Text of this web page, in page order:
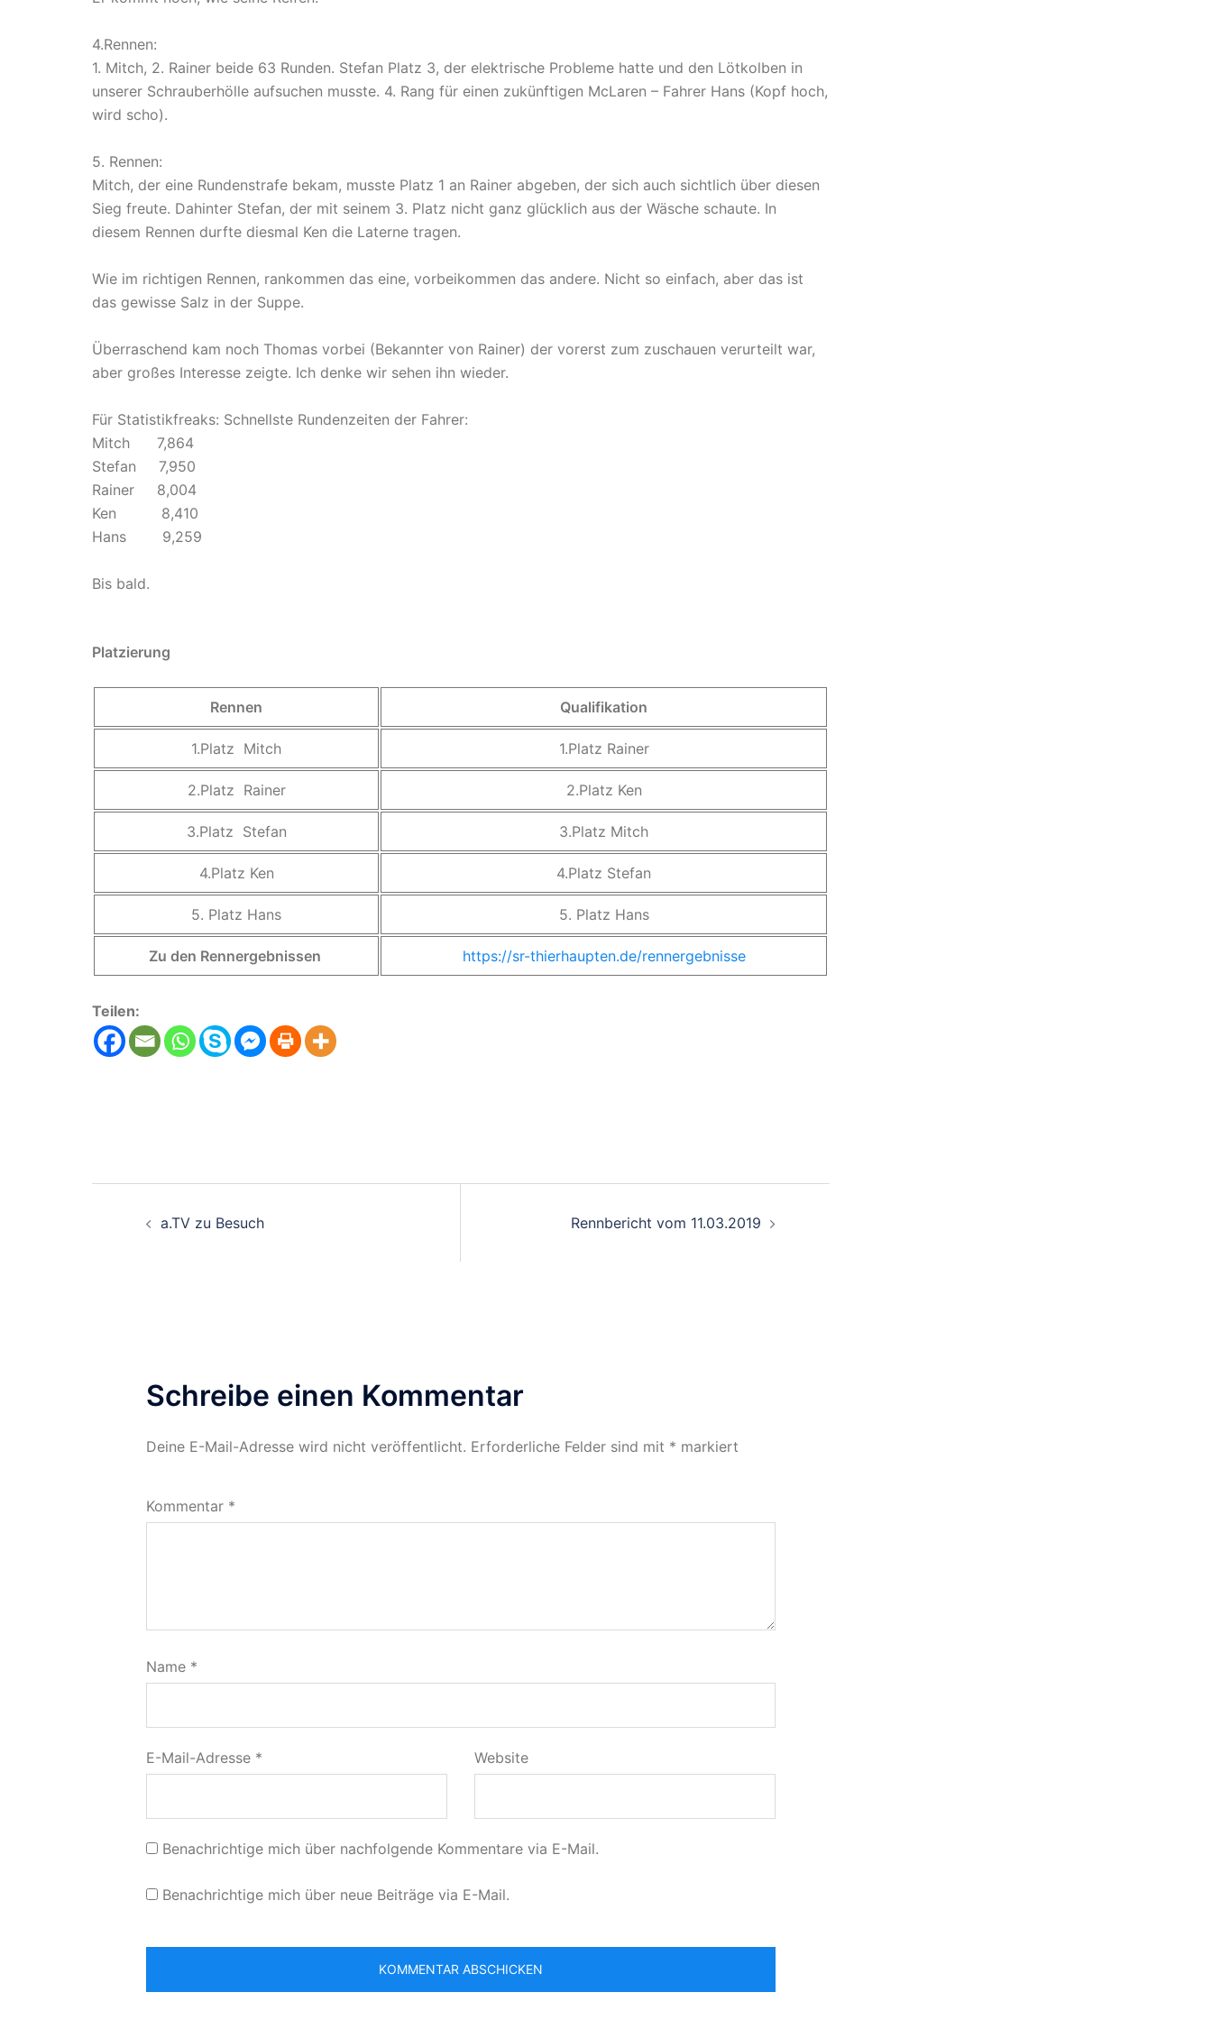
4.Rennen:
1. Mitch, 2. Rainer beide 63 Runden. Stefan Platz 3, der elektrische Probleme hatte und den Lötkolben in
unserer Schrauberhölle aufsuchen musste. 4. Rang für einen zukünftigen McLaren – Fahrer Hans (Kopf hoch,
wird scho).
5. Rennen:
Mitch, der eine Rundenstrafe bekam, musste Platz 1 an Rainer abgeben, der sich auch sichtlich über diesen
Sieg freute. Dahinter Stefan, der mit seinem 3. Platz nicht ganz glücklich aus der Wäsche schaute. In
diesem Rennen durfte diesmal Ken die Laterne tragen.
Wie im richtigen Rennen, rankommen das eine, vorbeikommen das andere. Nicht so einfach, aber das ist
das gewisse Salz in der Suppe.
Überraschend kam noch Thomas vorbei (Bekannter von Rainer) der vorerst zum zuschauen verurteilt war,
aber großes Interesse zeigte. Ich denke wir sehen ihn wieder.
Für Statistikfreaks: Schnellste Rundenzeiten der Fahrer:
Mitch 7,864
Stefan 7,950
Rainer 8,004
Ken 8,410
Hans 9,259
Bis bald.
Platzierung
Rennen Qualifikation
1.Platz Mitch 1.Platz Rainer
2.Platz Rainer 2.Platz Ken
3.Platz Stefan 3.Platz Mitch
4.Platz Ken 4.Platz Stefan
5. Platz Hans 5. Platz Hans
Zu den Rennergebnissen https://sr-thierhaupten.de/rennergebnisse
Teilen:
a.TV zu Besuch Rennbericht vom 11.03.2019
Schreibe einen Kommentar
Deine E-Mail-Adresse wird nicht veröffentlicht. Erforderliche Felder sind mit * markiert
Kommentar *
Name *
E-Mail-Adresse * Website
Benachrichtige mich über nachfolgende Kommentare via E-Mail.
Benachrichtige mich über neue Beiträge via E-Mail.